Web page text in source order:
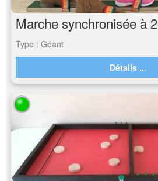
Marche synchronisée à 2
Type : Géant
Détails ...